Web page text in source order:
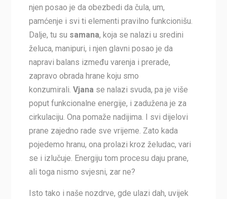
njen posao je da obezbedi da čula, um,
pamćenje i svi ti elementi pravilno funkcionišu.
Dalje, tu su samana, koja se nalazi u sredini
želuca, manipuri, i njen glavni posao je da
napravi balans između varenja i prerade,
zapravo obrada hrane koju smo
konzumirali. Vjana se nalazi svuda, pa je više
poput funkcionalne energije, i zadužena je za
cirkulaciju. Ona pomaže nadijima. I svi dijelovi
prane zajedno rade sve vrijeme. Zato kada
pojedemo hranu, ona prolazi kroz želudac, vari
se i izlučuje. Energiju tom procesu daju prane,
ali toga nismo svjesni, zar ne?
Isto tako i naše nozdrve, gde ulazi dah, uvijek